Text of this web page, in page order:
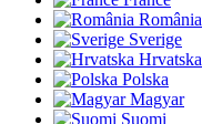
România
Sverige
Hrvatska
Polska
Magyar
Suomi